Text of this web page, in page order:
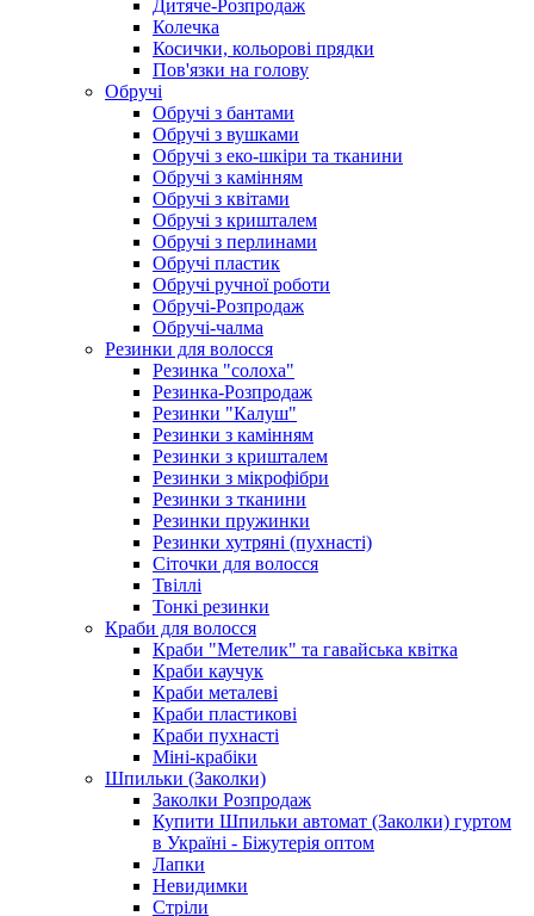
Дитяче-Розпродаж
Колечка
Косички, кольорові прядки
Пов'язки на голову
Обручі
Обручі з бантами
Обручі з вушками
Обручі з еко-шкіри та тканини
Обручі з камінням
Обручі з квітами
Обручі з кришталем
Обручі з перлинами
Обручі пластик
Обручі ручної роботи
Обручі-Розпродаж
Обручі-чалма
Резинки для волосся
Резинка "солоха"
Резинка-Розпродаж
Резинки "Калуш"
Резинки з камінням
Резинки з кришталем
Резинки з мікрофібри
Резинки з тканини
Резинки пружинки
Резинки хутряні (пухнасті)
Сіточки для волосся
Твіллі
Тонкі резинки
Краби для волосся
Краби "Метелик" та гавайська квітка
Краби каучук
Краби металеві
Краби пластикові
Краби пухнасті
Міні-крабіки
Шпильки (Заколки)
Заколки Розпродаж
Купити Шпильки автомат (Заколки) гуртом
в Україні - Біжутерія оптом
Лапки
Невидимки
Стріли